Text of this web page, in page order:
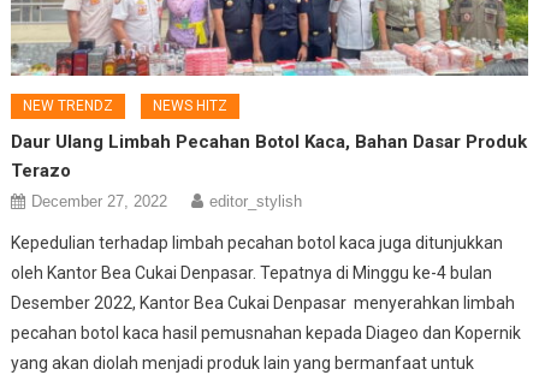
NEW TRENDZ NEWS HITZ
Daur Ulang Limbah Pecahan Botol Kaca, Bahan Dasar Produk
Terazo
December 27, 2022 editor_stylish
Kepedulian terhadap limbah pecahan botol kaca juga ditunjukkan
oleh Kantor Bea Cukai Denpasar. Tepatnya di Minggu ke-4 bulan
Desember 2022, Kantor Bea Cukai Denpasar menyerahkan limbah
pecahan botol kaca hasil pemusnahan kepada Diageo dan Kopernik
yang akan diolah menjadi produk lain yang bermanfaat untuk